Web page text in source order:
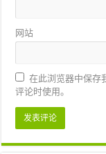
网站
在此浏览器中保存
评论时使用。